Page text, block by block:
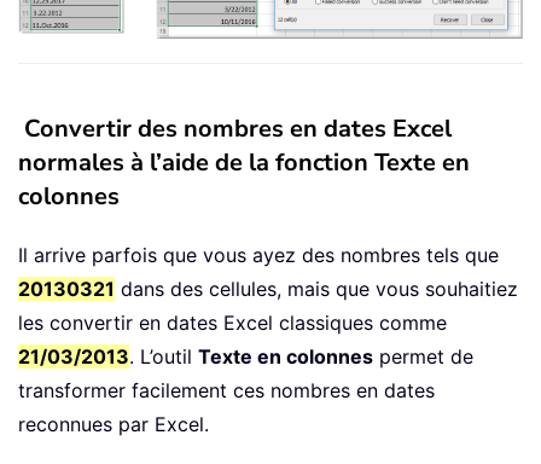
Convertir des nombres en dates Excel
normales à l’aide de la fonction Texte en
colonnes
Il arrive parfois que vous ayez des nombres tels que
20130321 dans des cellules, mais que vous souhaitiez
les convertir en dates Excel classiques comme
21/03/2013. L’outil Texte en colonnes permet de
transformer facilement ces nombres en dates
reconnues par Excel.